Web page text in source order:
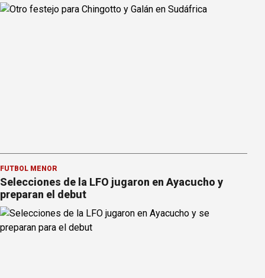
FÚTBOL MENOR
Selecciones de la LFO jugaron en Ayacucho y
preparan el debut